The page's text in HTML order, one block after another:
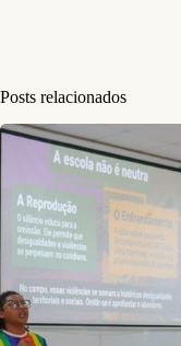
Posts relacionados